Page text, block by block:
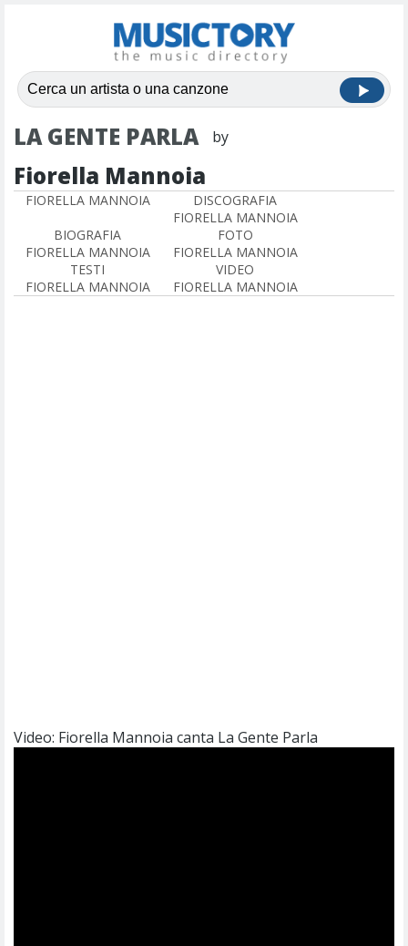
LA GENTE PARLA by
Fiorella Mannoia
FIORELLA MANNOIA
DISCOGRAFIA
FIORELLA MANNOIA
BIOGRAFIA
FIORELLA MANNOIA
FOTO
FIORELLA MANNOIA
TESTI
FIORELLA MANNOIA
VIDEO
FIORELLA MANNOIA
Video: Fiorella Mannoia canta La Gente Parla